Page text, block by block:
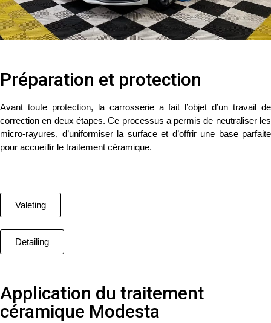
Préparation et protection
Avant toute protection, la carrosserie a fait l’objet d’untravail de
correction en deux étapes. Ce processus a permis de neutraliser les
micro-rayures, d’uniformiser la surface et d’offrir une base parfaite
pour accueillir le traitement céramique.
Valeting
Detailing
Application du traitement
céramique Modesta